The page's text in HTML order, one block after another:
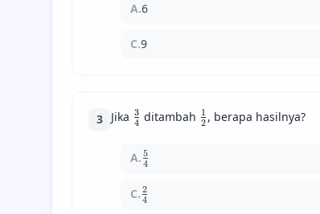
A.6
C.9
3 Jika \frac{3}
4
3 ditambah \frac{1}
2
1 , berapa hasilnya?
A.\frac{5}
4
5
C.\frac{2}
4
2